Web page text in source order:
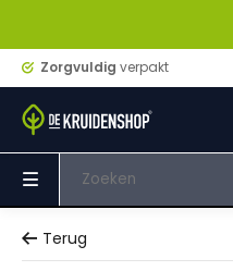
Zorgvuldig verpakt
Terug